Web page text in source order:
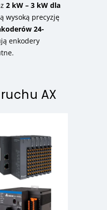
2 kW – 3 kW dla
wysoką precyzję
24-
enkodery
AX